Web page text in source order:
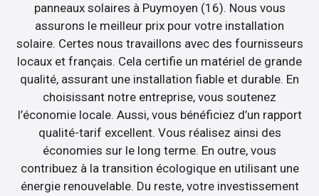
panneaux solaires à Puymoyen (16). Nous vous
assurons le meilleur prix pour votre installation
solaire. Certes nous travaillons avec des fournisseurs
locaux et français. Cela certifie un matériel de grande
qualité, assurant une installation fiable et durable. En
choisissant notre entreprise, vous soutenez
l’économie locale. Aussi, vous bénéficiez d’un rapport
qualité-tarif excellent. Vous réalisez ainsi des
économies sur le long terme. En outre, vous
contribuez à la transition écologique en utilisant une
énergie renouvelable. Du reste, votre investissement